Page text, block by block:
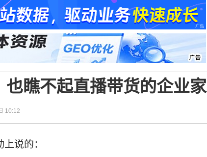
瞧不起直播带货的企业家
10:12
说的：